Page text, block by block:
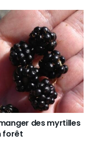
des myrtilles
forêt